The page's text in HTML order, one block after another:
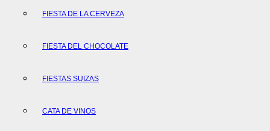
FIESTA DE LA CERVEZA
FIESTA DEL CHOCOLATE
FIESTAS SUIZAS
CATA DE VINOS